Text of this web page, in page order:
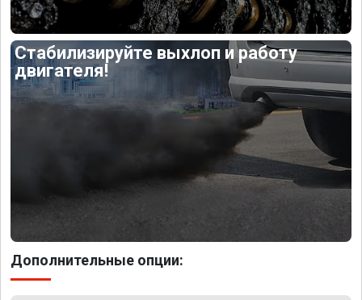
Стабилизируйте выхлоп и работу
двигателя!
Дополнительные опции: